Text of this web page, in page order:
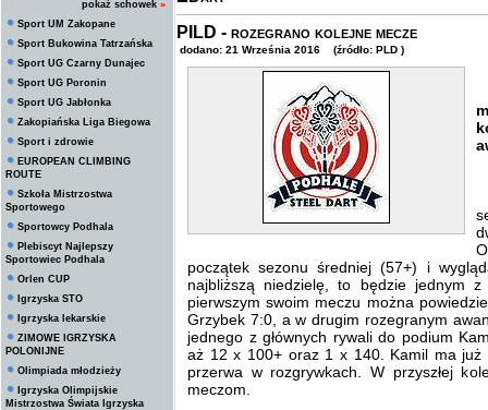
pokaż schowek »
Sport UM Zakopane
Sport Bukowina Tatrzańska
Sport UG Czarny Dunajec
Sport UG Poronin
Sport UG Jabłonka
Zakopiańska Liga Biegowa
Sport i zdrowie
EUROPEAN CLIMBING
ROUTE
Szkoła Mistrzostwa
Sportowego
Sportowcy Podhala
Plebiscyt Najlepszy
Sportowiec Podhala
Orlen CUP
Igrzyska STO
Igrzyska lekarskie
ZIMOWE IGRZYSKA
POLONIJNE
Olimpiada młodzieży
Igrzyska Olimpijskie
Mistrzostwa Świata Igrzyska
PILD - rozegrano kolejne mecze
dodano: 21 Września 2016 (źródło: PLD )
początek sezonu średniej (57+) i
najbliższą niedzielę, to będzie jednym
pierwszym swoim meczu można
Grzybek 7:0, a w drugim rozegranym
jednego z głównych rywali do podium
aż 12 x 100+ oraz 1 x 140. Kamil ma
przerwa w rozgrywkach. W przyszłej
meczom.